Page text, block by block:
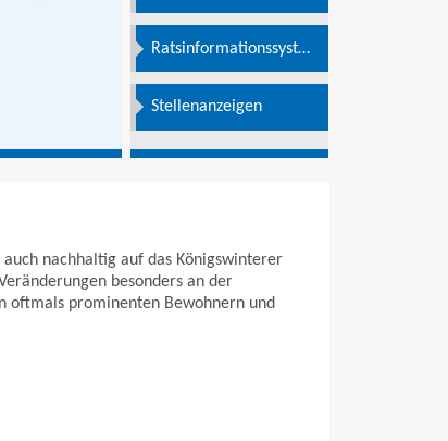
Ratsinformationssystem
Stellenanzeigen
nachhaltig auf das Königswinterer
besonders an der
oftmals prominenten Bewohnern und